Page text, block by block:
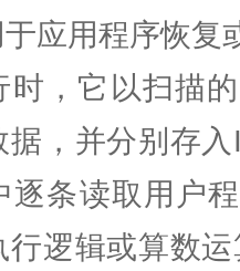
于应用程序恢复
时，它以扫描
据，并分别存
逐条读取用户
逻辑或算数